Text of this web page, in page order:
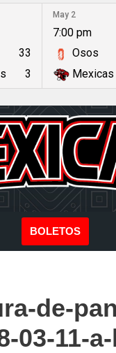
33
3
May 2
7:00 pm
Osos
Mexicas
BOLETOS
de-
03-11-